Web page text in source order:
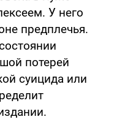
У него
предплечья.
потерей
суицида или